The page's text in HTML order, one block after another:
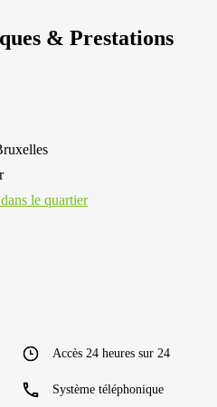
& Prestations
le quartier
Accès 24 heures sur 24
Système téléphonique